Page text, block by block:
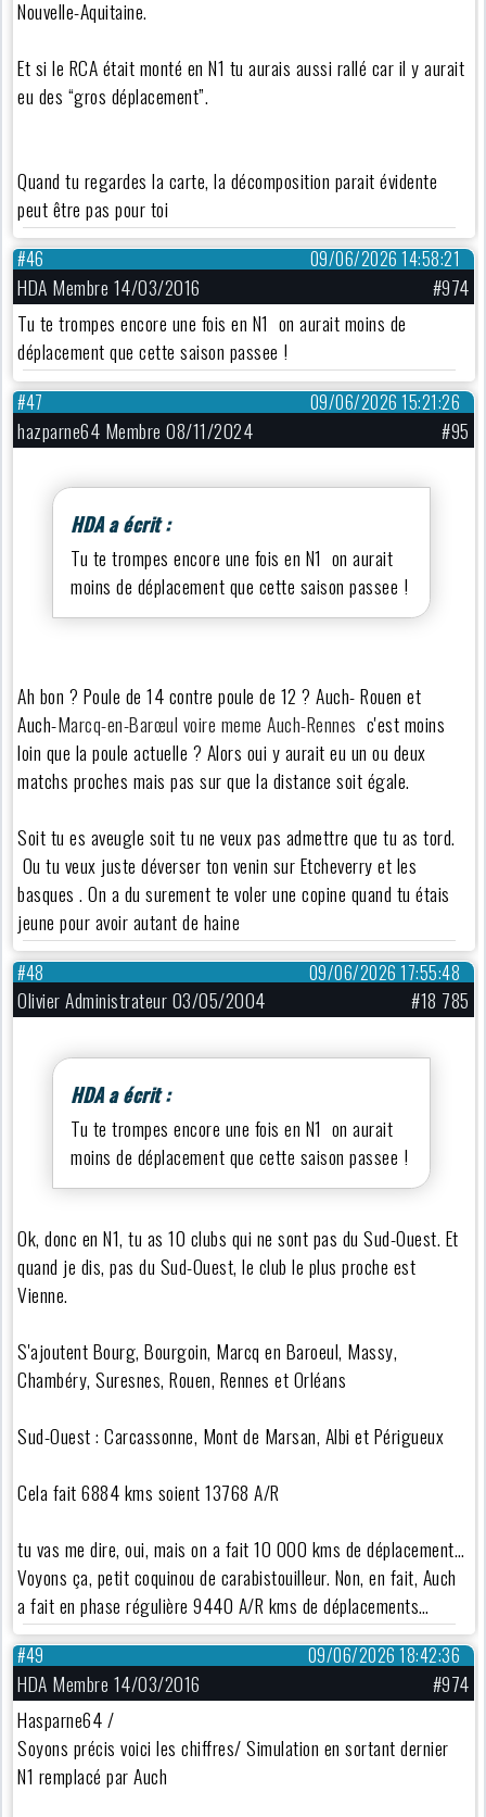
Nouvelle-Aquitaine.
Et si le RCA était monté en N1 tu aurais aussi rallé car il y aurait
eu des “gros déplacement”.
Quand tu regardes la carte, la décomposition parait évidente
peut être pas pour toi
09/06/2026 14:58:21
#46
HDA Membre 14/03/2016
#974
Tu te trompes encore une fois en N1 on aurait moins de
déplacement que cette saison passee !
09/06/2026 15:21:26
#47
hazparne64 Membre 08/11/2024 #95
HDA a écrit :
Tu te trompes encore une fois en N1 on aurait
moins de déplacement que cette saison passee !
Ah bon ? Poule de 14 contre poule de 12 ? Auch- Rouen et
Auch-Marcq-en-Barœul voire meme Auch-Rennes c'est moins
loin que la poule actuelle ? Alors oui y aurait eu un ou deux
matchs proches mais pas sur que la distance soit égale.
Soit tu es aveugle soit tu ne veux pas admettre que tu as tord.
Ou tu veux juste déverser ton venin sur Etcheverry et les
basques . On a du surement te voler une copine quand tu étais
jeune pour avoir autant de haine
09/06/2026 17:55:48
#48
Olivier Administrateur 03/05/2004 #18 785
HDA a écrit :
Tu te trompes encore une fois en N1 on aurait
moins de déplacement que cette saison passee !
Ok, donc en N1, tu as 10 clubs qui ne sont pas du Sud-Ouest. Et
quand je dis, pas du Sud-Ouest, le club le plus proche est
Vienne.
S'ajoutent Bourg, Bourgoin, Marcq en Baroeul, Massy,
Chambéry, Suresnes, Rouen, Rennes et Orléans
Sud-Ouest : Carcassonne, Mont de Marsan, Albi et Périgueux
Cela fait 6884 kms soient 13768 A/R
tu vas me dire, oui, mais on a fait 10 000 kms de déplacement…
Voyons ça, petit coquinou de carabistouilleur. Non, en fait, Auch
a fait en phase régulière 9440 A/R kms de déplacements…
09/06/2026 18:42:36
#49
HDA Membre 14/03/2016
#974
Hasparne64 /
Soyons précis voici les chiffres/ Simulation en sortant dernier
N1 remplacé par Auch